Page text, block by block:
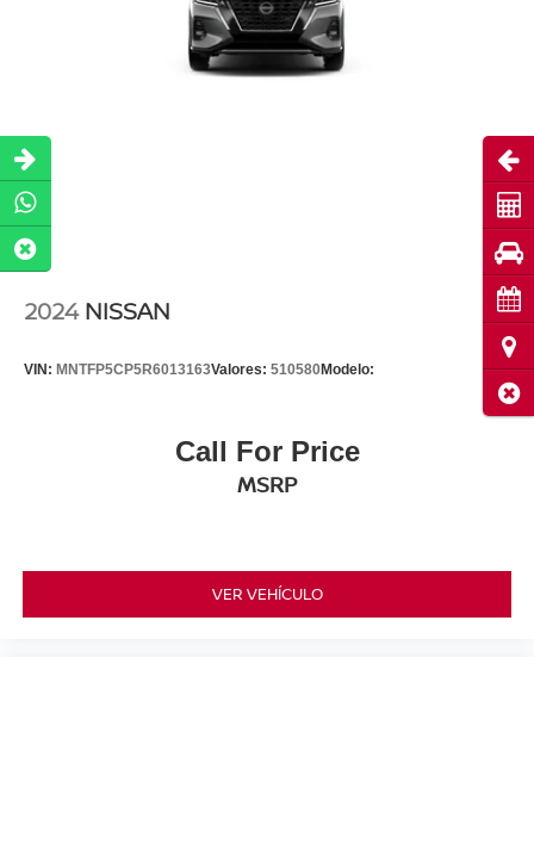
2024 NISSAN
VIN: MNTFP5CP5R6013163Valores: 510580Modelo:
Call For Price
MSRP
VER VEHÍCULO